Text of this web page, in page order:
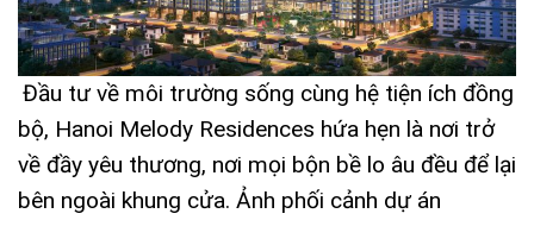
Đầu tư về môi trường sống cùng hệ tiện ích đồng
bộ, Hanoi Melody Residences hứa hẹn là nơi trở
về đầy yêu thương, nơi mọi bộn bề lo âu đều để lại
bên ngoài khung cửa. Ảnh phối cảnh dự án